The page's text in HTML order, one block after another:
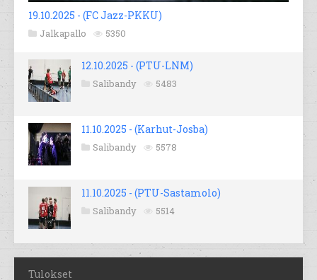
19.10.2025 - (FC Jazz-PKKU)
Jalkapallo 5350
12.10.2025 - (PTU-LNM)
Salibandy 5483
11.10.2025 - (Karhut-Josba)
Salibandy 5578
11.10.2025 - (PTU-Sastamolo)
Salibandy 5514
Tulokset